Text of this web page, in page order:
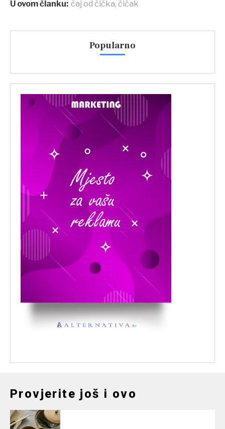
U ovom članku: čaj od čička, čičak
Popularno
Provjerite još i ovo